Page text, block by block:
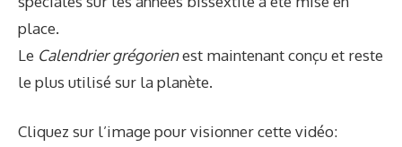
place.
Le Calendrier grégorienest maintenant conçu et reste
le plus utilisé sur la planète.
Cliquez sur l’image pour visionner cette vidéo: